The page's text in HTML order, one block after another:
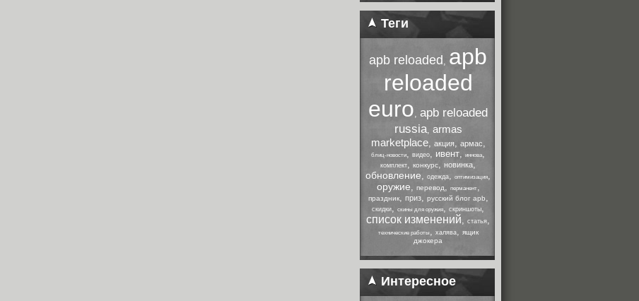
Теги
apb reloaded , apb
reloaded
euro, apb reloaded
russia, armas
marketplace, акция, армас,
блиц-новости, видео, ивент, иннова,
комплект, конкурс, новинка,
обновление, одежда, оптимизация,
оружие, перевод, перманент,
праздник, приз, русский блог apb,
скидки, скины для оружия, скриншоты,
список изменений, статья,
технические работы, халява, ящик
джокера
Интересное